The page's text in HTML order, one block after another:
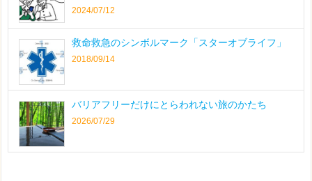
2024/07/12
救命救急のシンボルマーク「スターオブライフ」
2018/09/14
バリアフリーだけにとらわれない旅のかたち
2026/07/29